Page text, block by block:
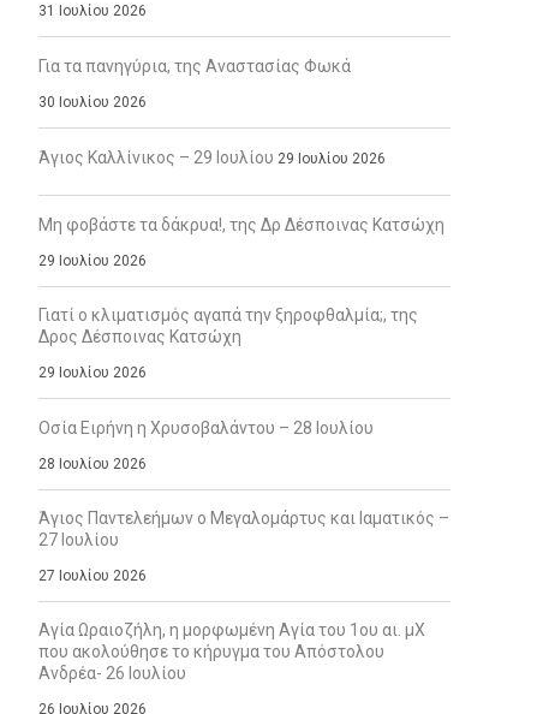
31 Ιουλίου 2026
Για τα πανηγύρια, της Αναστασίας Φωκά
30 Ιουλίου 2026
Άγιος Καλλίνικος – 29 Ιουλίου 29 Ιουλίου 2026
Μη φοβάστε τα δάκρυα!, της Δρ Δέσποινας Κατσώχη
29 Ιουλίου 2026
Γιατί ο κλιματισμός αγαπά την ξηροφθαλμία;, της
Δρος Δέσποινας Κατσώχη
29 Ιουλίου 2026
Οσία Ειρήνη η Χρυσοβαλάντου – 28 Ιουλίου
28 Ιουλίου 2026
Άγιος Παντελεήμων ο Μεγαλομάρτυς και Ιαματικός –
27 Ιουλίου
27 Ιουλίου 2026
Αγία Ωραιοζήλη, η μορφωμένη Αγία του 1ου αι. μΧ
που ακολούθησε το κήρυγμα του Απόστολου
Ανδρέα- 26 Ιουλίου
26 Ιουλίου 2026